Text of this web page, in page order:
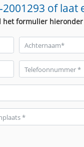
of
het formulier